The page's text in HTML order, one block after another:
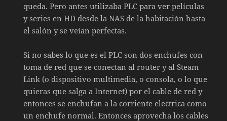
queda. Pero antes utilizaba PLC para ver películas
y series en HD desde la NAS de la habitación hasta
el salón y se veían perfectas.
Si no sabes lo que es el PLC son dos enchufes con
toma de red que se conectan al router y al Steam
Link (o dispositivo multimedia, o consola, o lo que
quieras que salga a Internet) por el cable de red y
entonces se enchufan a la corriente electrica como
un enchufe normal. Entonces aprovecha los cables